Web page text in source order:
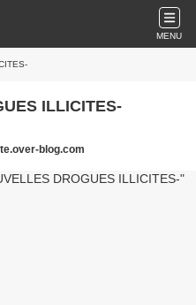
MENU
ILLICITES-
blog.com